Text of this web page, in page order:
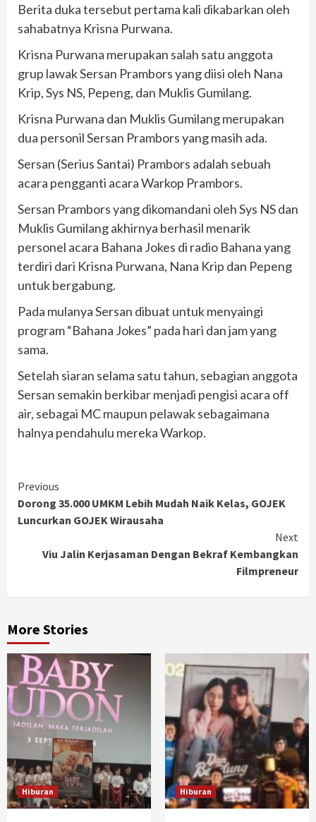
Berita duka tersebut pertama kali dikabarkan oleh
sahabatnya Krisna Purwana.
Krisna Purwana merupakan salah satu anggota
grup lawak Sersan Prambors yang diisi oleh Nana
Krip, Sys NS, Pepeng, dan Muklis Gumilang.
Krisna Purwana dan Muklis Gumilang merupakan
dua personil Sersan Prambors yang masih ada.
Sersan (Serius Santai) Prambors adalah sebuah
acara pengganti acara Warkop Prambors.
Sersan Prambors yang dikomandani oleh Sys NS dan
Muklis Gumilang akhirnya berhasil menarik
personel acara Bahana Jokes di radio Bahana yang
terdiri dari Krisna Purwana, Nana Krip dan Pepeng
untuk bergabung.
Pada mulanya Sersan dibuat untuk menyaingi
program “Bahana Jokes” pada hari dan jam yang
sama.
Setelah siaran selama satu tahun, sebagian anggota
Sersan semakin berkibar menjadi pengisi acara off
air, sebagai MC maupun pelawak sebagaimana
halnya pendahulu mereka Warkop.
Continue
Reading
Previous
Dorong 35.000 UMKM Lebih Mudah Naik Kelas, GOJEK
Luncurkan GOJEK Wirausaha
Next
Viu Jalin Kerjasaman Dengan Bekraf Kembangkan
Filmpreneur
More Stories
Hiburan Hiburan